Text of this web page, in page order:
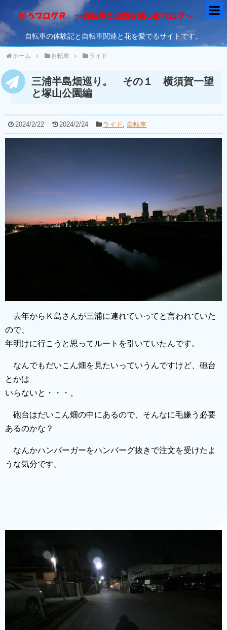
自転車の体験記と自転車関連と花を愛でるサイトです。
ホーム 自転車 ライド
三浦半島畑巡り。 その１ 横須賀一望
と塚山公園編
2024/2/22 2024/2/24 ライド, 自転車
去年からＫ島さんが三浦に連れていってと言われていた
ので、
年明けに行こうと思ってルートを引いていたんです。
なんでもだいこん畑を見たいっていうんですけど、砲台
とかは
いらないと・・・。
砲台はだいこん畑の中にあるので、そんなに毛嫌う必要
あるのかな？
なんかハンバーガーをハンバーグ抜きで注文を受けたよ
うな気分です。